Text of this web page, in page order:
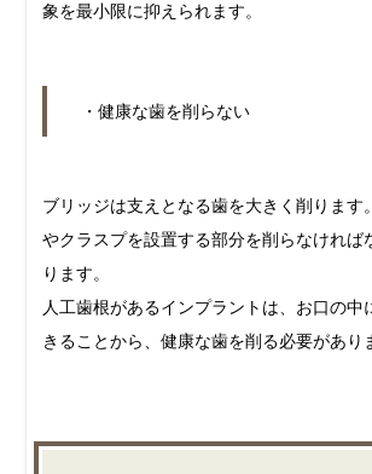
象を最小限に抑えられます。
・健康な歯を削らない
ブリッジは支えとなる歯を大きく削ります
やクラスプを設置する部分を削らなければ
ります。
人工歯根があるインプラントは、お口の中
きることから、健康な歯を削る必要があり